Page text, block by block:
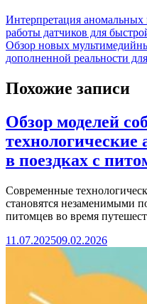
Интерпретация аномальных
работы датчиков для
Обзор новых
дополненной реальности
Похожие записи
Обзор моделей
технологические
в поездках с
Современные
становятся незаменимыми
питомцев во время
11.07.202509.02.2026